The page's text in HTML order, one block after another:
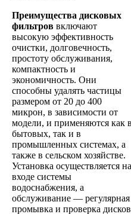
Преимущества дисковых
фильтров включают
высокую эффективность
очистки, долговечность,
простоту обслуживания,
компактность и
экономичность. Они
способны удалять частицы
размером от 20 до 400
микрон, в зависимости от
модели, и применяются как в
бытовых, так и в
промышленных системах, а
также в сельском хозяйстве.
Установка осуществляется на
входе системы
водоснабжения, а
обслуживание — регулярная
промывка и проверка